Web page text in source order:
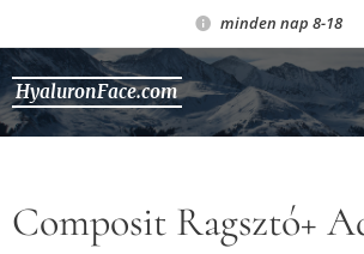
minden nap 8-18
HyaluronFace.com
Composit Ragsztó+